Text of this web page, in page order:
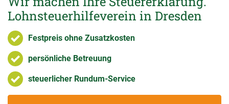
Lohnsteuerhilfeverein in Dresden
Festpreis ohne Zusatzkosten
persönliche Betreuung
steuerlicher Rundum-Service